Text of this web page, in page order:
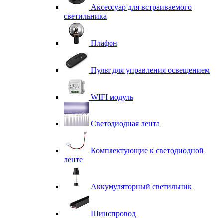
Аксессуар для встраиваемого
светильника
Плафон
Пульт для управления освещением
WIFI модуль
Светодиодная лента
Комплектующие к светодиодной
ленте
Аккумуляторный светильник
Шинопровод